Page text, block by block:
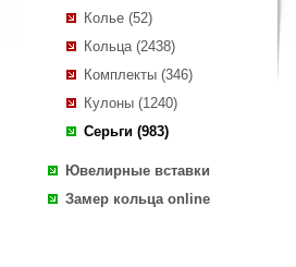
Колье (52)
Кольца (2438)
Комплекты (346)
Кулоны (1240)
Серьги (983)
Ювелирные вставки
Замер кольца online